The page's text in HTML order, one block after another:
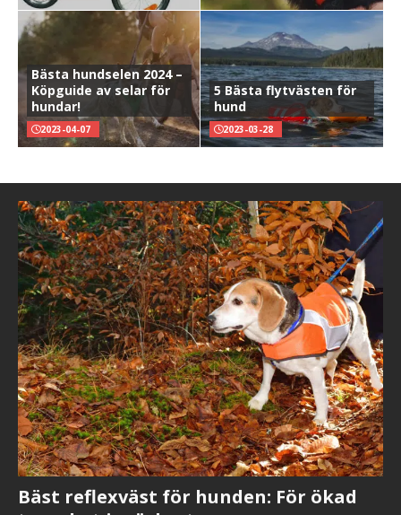
Bästa hundselen 2024 –
Köpguide av selar för
hundar!
2023-04-07
5 Bästa flytvästen för
hund
2023-03-28
Bäst reflexväst för hunden: För ökad